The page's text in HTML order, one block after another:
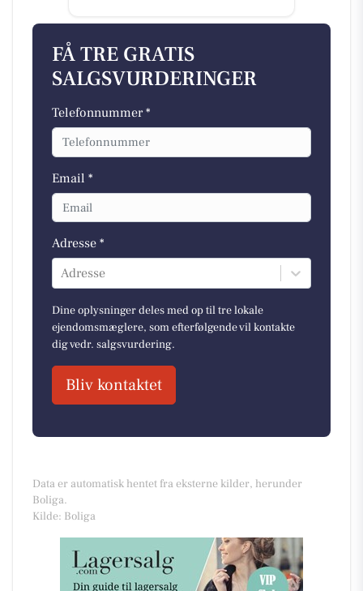
FÅ TRE GRATIS
SALGSVURDERINGER
Telefonnummer *
Email *
Adresse *
Adresse
Dine oplysninger deles med op til tre lokale
ejendomsmæglere, som efterfølgende vil kontakte
dig vedr. salgsvurdering.
Bliv kontaktet
Data er automatisk hentet fra eksterne kilder, herunder
Boliga.
Kilde: Boliga